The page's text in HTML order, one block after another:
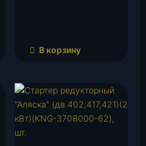
В корзину